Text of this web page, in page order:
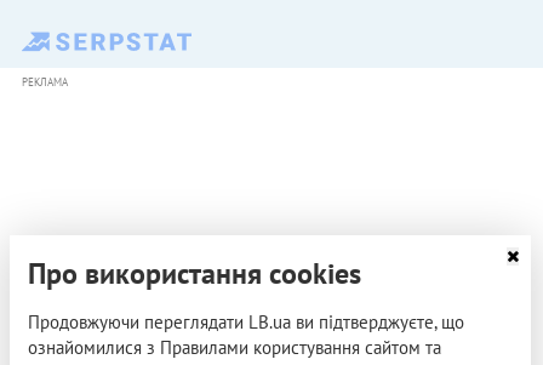
РЕКЛАМА
Про використання cookies
Продовжуючи переглядати LB.ua ви підтверджуєте, що
ознайомилися з Правилами користування сайтом та